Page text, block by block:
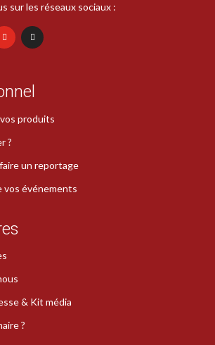
sur les réseaux sociaux :
produits
?
un reportage
vos événements
& Kit média
?